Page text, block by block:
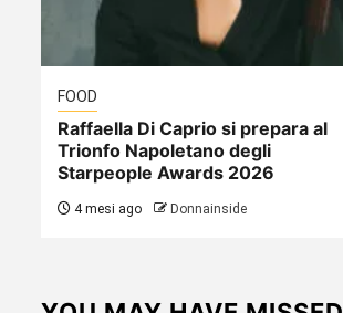
FOOD
Raffaella Di Caprio si prepara al
Trionfo Napoletano degli
Starpeople Awards 2026
4 mesi ago Donnainside